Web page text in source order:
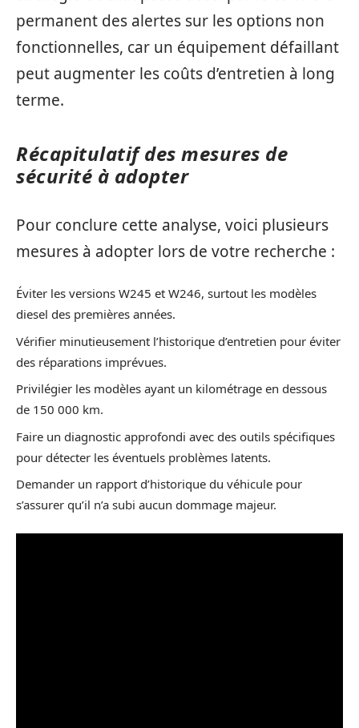
permanent des alertes sur les options non
fonctionnelles, car un équipement défaillant
peut augmenter les coûts d’entretien à long
terme.
Récapitulatif des mesures de
sécurité à adopter
Pour conclure cette analyse, voici plusieurs
mesures à adopter lors de votre recherche :
Éviter les versions W245 et W246, surtout les modèles
diesel des premières années.
Vérifier minutieusement l’historique d’entretien pour éviter
des réparations imprévues.
Privilégier les modèles ayant un kilométrage en dessous
de 150 000 km.
Faire un diagnostic approfondi avec des outils spécifiques
pour détecter les éventuels problèmes latents.
Demander un rapport d’historique du véhicule pour
s’assurer qu’il n’a subi aucun dommage majeur.